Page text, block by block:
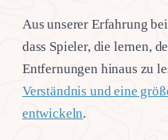
Aus unserer Erfahrung
dass Spieler, die lernen,
Entfernungen hinaus zu
Verständnis und eine
entwickeln.